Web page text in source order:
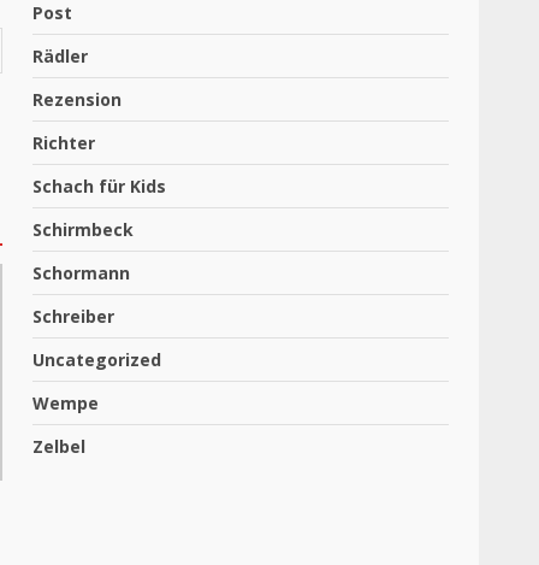
Post
Rädler
Rezension
Richter
Schach für Kids
Schirmbeck
Schormann
Schreiber
Uncategorized
Wempe
Zelbel